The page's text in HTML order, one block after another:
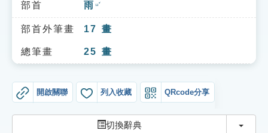
索引選單
知識索引
單字索引
部首 雨 ㄩˇ
部首外筆畫 17 畫
總筆畫 25 畫
開啟關聯 列入收藏 QRcode分享
切換辭典 切換